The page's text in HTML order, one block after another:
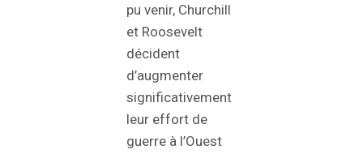
pu venir, Churchill
et Roosevelt
décident
d’augmenter
significativement
leur effort de
guerre à l’Ouest